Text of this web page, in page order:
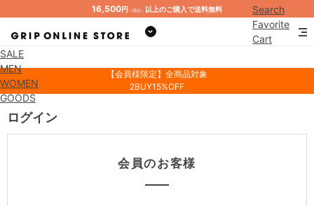
16,500円 （税込） 以上のご購入で送料無料
Search
Favorite
Cart
SALE
MEN
WOMEN
GOODS
【会員様限定】全商品対象
2BUY15%OFF
ログイン
会員のお客様